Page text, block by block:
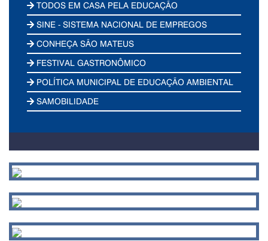
TODOS EM CASA PELA EDUCAÇÃO
SINE - SISTEMA NACIONAL DE EMPREGOS
CONHEÇA SÃO MATEUS
FESTIVAL GASTRONÔMICO
POLÍTICA MUNICIPAL DE EDUCAÇÃO AMBIENTAL
SAMOBILIDADE